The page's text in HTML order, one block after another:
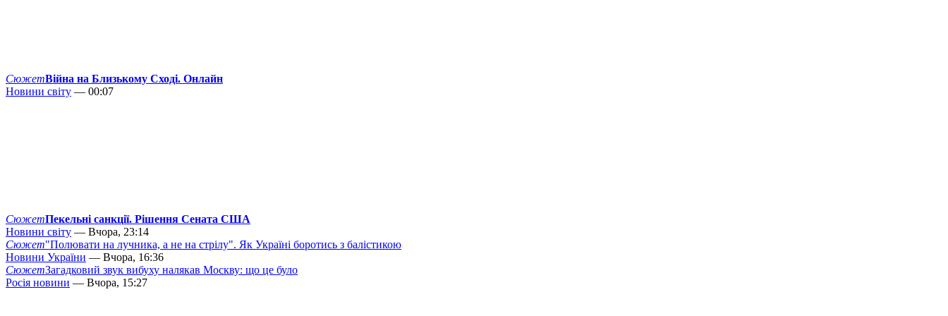
СюжетВійна на Близькому Сході. Онлайн
Новини світу — 00:07
СюжетПекельні санкції. Рішення Сената США
Новини світу — Вчора, 23:14
Сюжет"Полювати на лучника, а не на стрілу". Як Україні боротись з балістикою
Новини України — Вчора, 16:36
СюжетЗагадковий звук вибуху налякав Москву: що це було
Росія новини — Вчора, 15:27